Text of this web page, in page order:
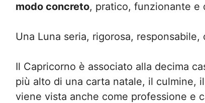
modo concreto, pratico, funzionante e
Una Luna seria, rigorosa,
Il Capricorno è associato alla decima
più alto di una carta natale, il culmine,
viene vista anche come professione e